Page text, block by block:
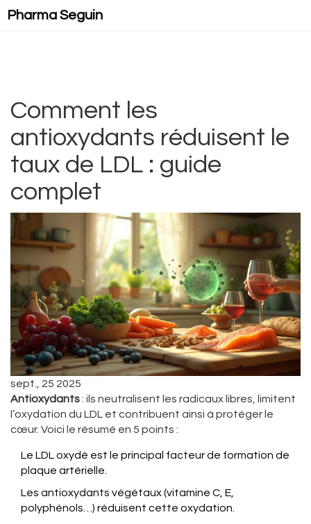
Pharma Seguin
Comment les
antioxydants réduisent le
taux de LDL : guide
complet
sept., 25 2025
Antioxydants: ils neutralisent les radicaux libres, limitent
l’oxydation du LDL et contribuent ainsi à protéger le
cœur. Voici le résumé en 5 points :
Le LDL oxydé est le principal facteur de formation de
plaque artérielle.
Les antioxydants végétaux (vitamine C, E,
polyphénols…) réduisent cette oxydation.